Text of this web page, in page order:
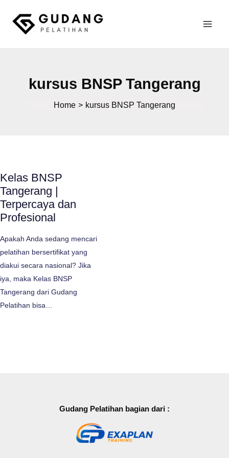
content
kursus BNSP Tangerang
Home kursus BNSP Tangerang
Kelas BNSP
Tangerang |
Terpercaya dan
Profesional
Apakah Anda sedang mencari
pelatihan bersertifikat yang
diakui secara nasional? Jika
iya, maka Kelas BNSP
Tangerang dari Gudang
Pelatihan bisa…
Gudang Pelatihan bagian dari :